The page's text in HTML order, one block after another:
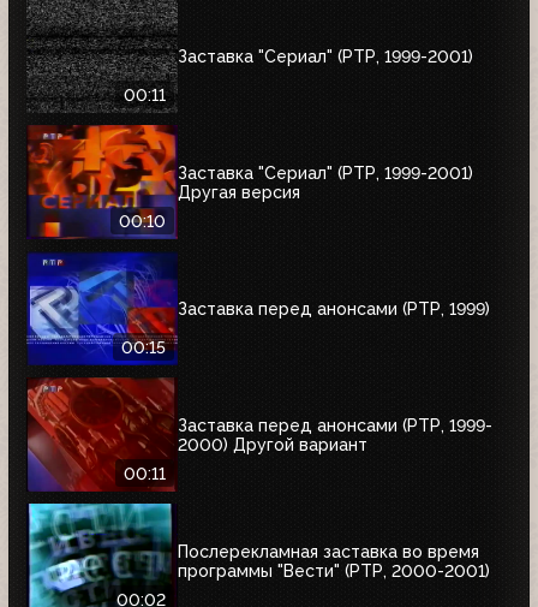
00:11
Заставка "Сериал" (РТР, 1999-2001)
00:10
Заставка "Сериал" (РТР, 1999-2001)
Другая версия
00:15
Заставка перед анонсами (РТР, 1999)
00:11
Заставка перед анонсами (РТР, 1999-
2000) Другой вариант
00:02
Послерекламная заставка во время
программы "Вести" (РТР, 2000-2001)